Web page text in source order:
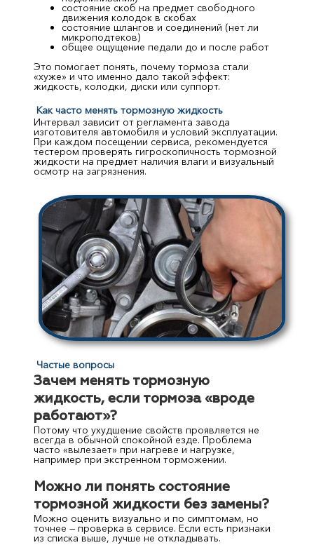
состояние скоб на предмет свободного
движения колодок в скобах
состояние шлангов и соединений (нет ли
микроподтеков)
общее ощущение педали до и после работ
Это помогает понять, почему тормоза стали
«хуже» и что именно дало такой эффект:
жидкость, колодки, диски или суппорт.
Как часто менять тормозную жидкость
Интервал зависит от регламента завода
изготовителя автомобиля и условий эксплуатации.
При каждом посещении сервиса, рекомендуется
тестером проверять гигроскопичность тормозной
жидкости на предмет наличия влаги и визуальный
осмотр на загрязнения.
Частые вопросы
Зачем менять тормозную
жидкость, если тормоза «вроде
работают»?
Потому что ухудшение свойств проявляется не
всегда в обычной спокойной езде. Проблема
часто «вылезает» при нагреве и нагрузке,
например при экстренном торможении.
Можно ли понять состояние
тормозной жидкости без замены?
Можно оценить визуально и по симптомам, но
точнее — проверка в сервисе. Если есть признаки
из списка выше, лучше не откладывать.